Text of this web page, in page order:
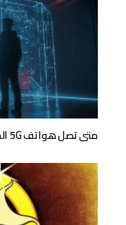
متى تصل هواتف 5G الجديدة إلى مصر كل ما تحتاج معرفته